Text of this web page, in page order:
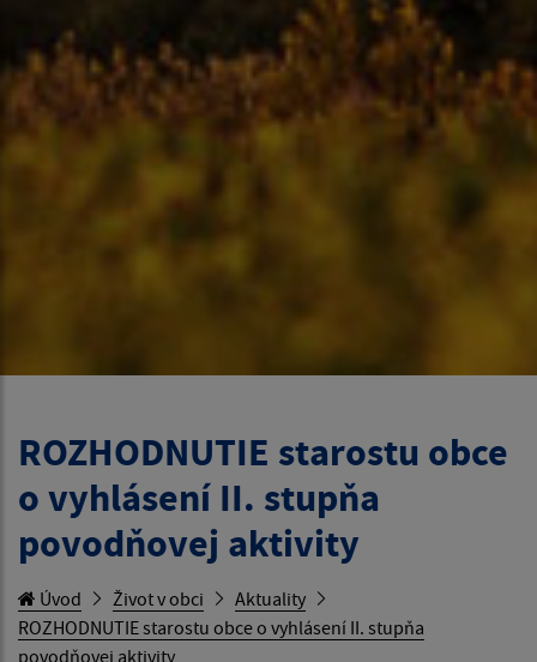
ROZHODNUTIE starostu obce
o vyhlásení II. stupňa
povodňovej aktivity
Úvod Život v obci
Aktuality
ROZHODNUTIE starostu obce o vyhlásení II. stupňa
povodňovej aktivity